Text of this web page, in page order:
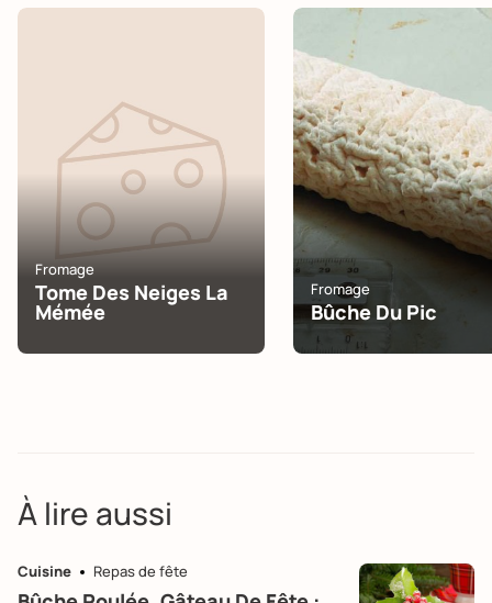
Fromage
Tome Des Neiges La
Mémée
Fromage
Bûche Du Pic
À lire aussi
Cuisine Repas de fête